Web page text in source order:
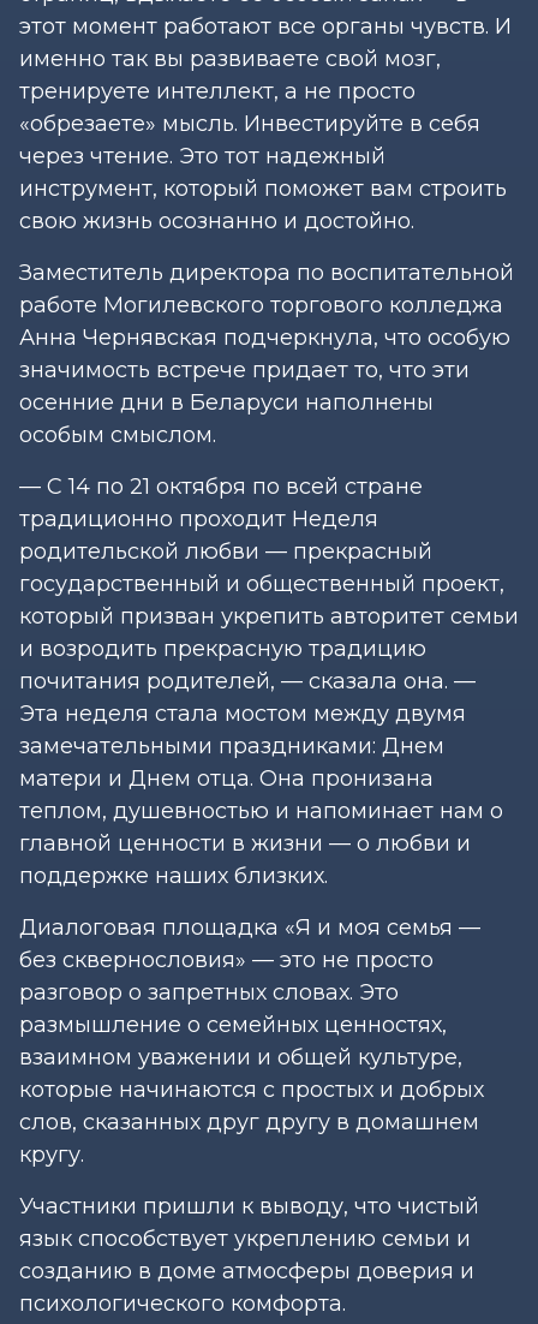
этот момент работают все органы чувств. И
именно так вы развиваете свой мозг,
тренируете интеллект, а не просто
«обрезаете» мысль. Инвестируйте в себя
через чтение. Это тот надежный
инструмент, который поможет вам строить
свою жизнь осознанно и достойно.
Заместитель директора по воспитательной
работе Могилевского торгового колледжа
Анна Чернявская подчеркнула, что особую
значимость встрече придает то, что эти
осенние дни в Беларуси наполнены
особым смыслом.
— С 14 по 21 октября по всей стране
традиционно проходит Неделя
родительской любви — прекрасный
государственный и общественный проект,
который призван укрепить авторитет семьи
и возродить прекрасную традицию
почитания родителей, — сказала она. —
Эта неделя стала мостом между двумя
замечательными праздниками: Днем
матери и Днем отца. Она пронизана
теплом, душевностью и напоминает нам о
главной ценности в жизни — о любви и
поддержке наших близких.
Диалоговая площадка «Я и моя семья —
без сквернословия» — это не просто
разговор о запретных словах. Это
размышление о семейных ценностях,
взаимном уважении и общей культуре,
которые начинаются с простых и добрых
слов, сказанных друг другу в домашнем
кругу.
Участники пришли к выводу, что чистый
язык способствует укреплению семьи и
созданию в доме атмосферы доверия и
психологического комфорта.